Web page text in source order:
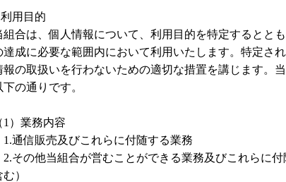
利用目的
組合は、個人情報について、利用目的を特定するとと
達成に必要な範囲内において利用いたします。特定さ
報の取扱いを行わないための適切な措置を講じます。
下の通りです。
1）業務内容
通信販売及びこれらに付随する業務
その他当組合が営むことができる業務及びこれらに
）